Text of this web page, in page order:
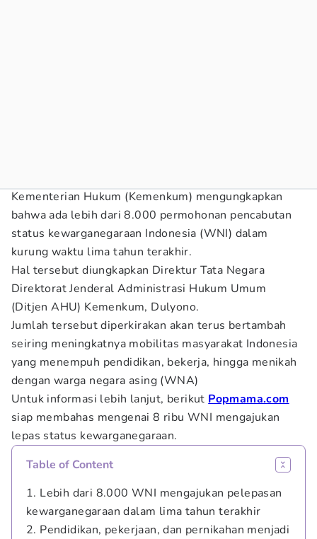
Kementerian Hukum (Kemenkum) mengungkapkan
bahwa ada lebih dari 8.000 permohonan pencabutan
status kewarganegaraan Indonesia (WNI) dalam
kurung waktu lima tahun terakhir.
Hal tersebut diungkapkan Direktur Tata Negara
Direktorat Jenderal Administrasi Hukum Umum
(Ditjen AHU) Kemenkum, Dulyono.
Jumlah tersebut diperkirakan akan terus bertambah
seiring meningkatnya mobilitas masyarakat Indonesia
yang menempuh pendidikan, bekerja, hingga menikah
dengan warga negara asing (WNA)
Untuk informasi lebih lanjut, berikut Popmama.com
siap membahas mengenai 8 ribu WNI mengajukan
lepas status kewarganegaraan.
Table of Content
1. Lebih dari 8.000 WNI mengajukan pelepasan
kewarganegaraan dalam lima tahun terakhir
2. Pendidikan, pekerjaan, dan pernikahan menjadi